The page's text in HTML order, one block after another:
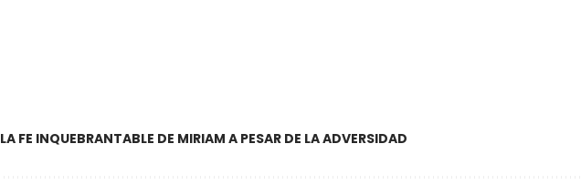
LA FE INQUEBRANTABLE DE MIRIAM A PESAR DE LA ADVERSIDAD